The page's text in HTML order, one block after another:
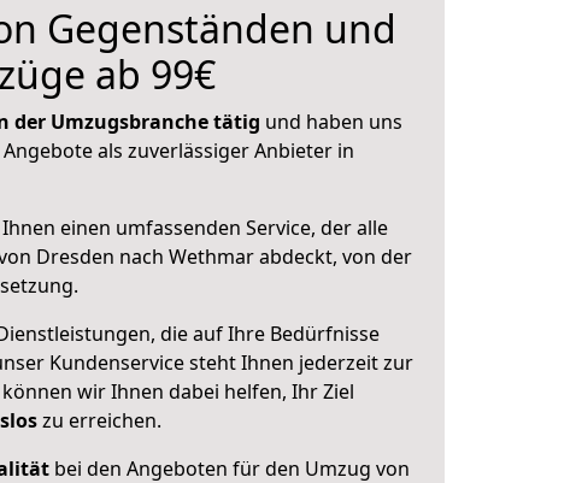
Gegenständen und
ab 99€
der Umzugsbranche tätig und haben uns
als zuverlässiger Anbieter in
einen umfassenden Service, der alle
Dresden nach Wethmar abdeckt, von der
die auf Ihre Bedürfnisse
Kundenservice steht Ihnen jederzeit zur
wir Ihnen dabei helfen, Ihr Ziel
zu erreichen.
bei den Angeboten für den Umzug von